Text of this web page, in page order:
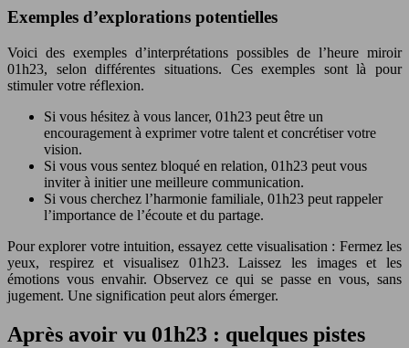
Exemples d’explorations potentielles
Voici des exemples d’interprétations possibles de l’heure miroir
01h23, selon différentes situations. Ces exemples sont là pour
stimuler votre réflexion.
Si vous hésitez à vous lancer, 01h23 peut être un
encouragement à exprimer votre talent et concrétiser votre
vision.
Si vous vous sentez bloqué en relation, 01h23 peut vous
inviter à initier une meilleure communication.
Si vous cherchez l’harmonie familiale, 01h23 peut rappeler
l’importance de l’écoute et du partage.
Pour explorer votre intuition, essayez cette visualisation : Fermez les
yeux, respirez et visualisez 01h23. Laissez les images et les
émotions vous envahir. Observez ce qui se passe en vous, sans
jugement. Une signification peut alors émerger.
Après avoir vu 01h23 : quelques pistes